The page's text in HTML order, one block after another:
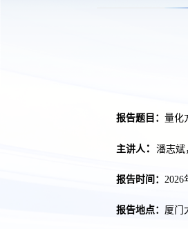
报告题目： 量化
主讲人 ： 潘志斌
报告时间： 2026
报告地点： 厦门